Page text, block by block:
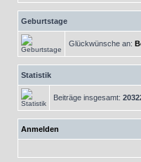
Geburtstage
Glückwünsche an:
Statistik
Beiträge insgesamt:
Anmelden